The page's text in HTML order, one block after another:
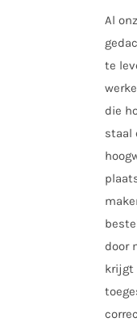
Al
te
die
staal
door
krijgt